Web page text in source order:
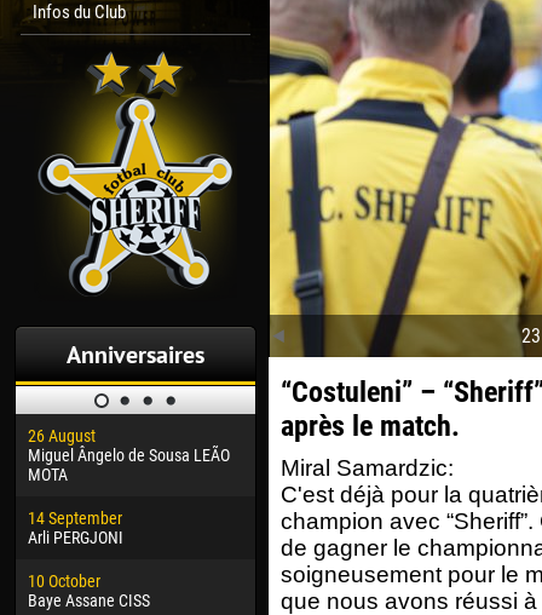
Infos du Club
Anniversaires
26 August
Miguel Ângelo de Sousa LEÃO
MOTA
14 September
Arli PERGJONI
10 October
Baye Assane CISS
30 January
Dhoraso Moreo KLAS
24 February
Vladislav COSTIN
02 March
Veaceslav COZMA
13
15
“Costuleni” –
après le match.
Miral Samardzic:
C'est déjà pour la
champion avec
de gagner le
soigneusement pour le
que nous avons réussi